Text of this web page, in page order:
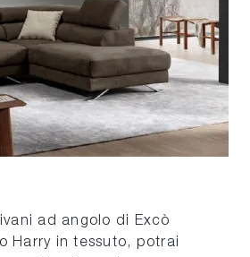
ad angolo di Excò
Harry in tessuto, potrai